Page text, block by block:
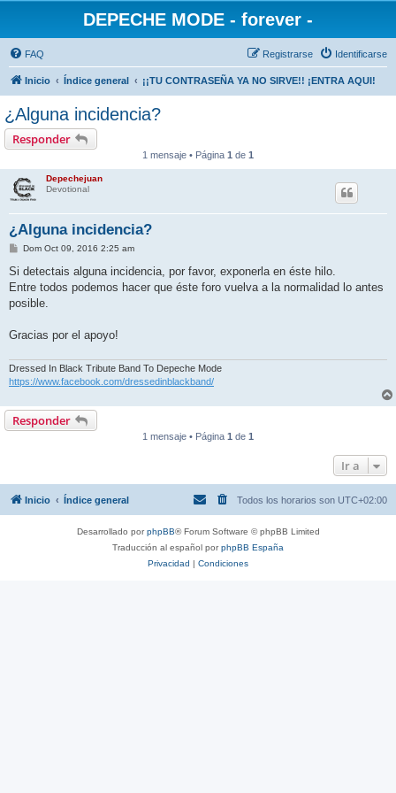
DEPECHE MODE - forever -
FAQ Identificarse
Registrarse
Inicio Índice general ¡¡TU CONTRASEÑA YA NO SIRVE!! ¡ENTRA AQUI!
¿Alguna incidencia?
Responder
1 mensaje • Página 1 de 1
Depechejuan
Devotional
¿Alguna incidencia?
M
n
a
j
Dom Oct 09, 2016 2:25 am
Si detectais alguna incidencia, por favor, exponerla en éste hilo.
Entre todos podemos hacer que éste foro vuelva a la normalidad lo antes
posible.
Gracias por el apoyo!
Dressed In Black Tribute Band To Depeche Mode
https://www.facebook.com/dressedinblackband/
Responder
1 mensaje • Página 1 de 1
Ir a
Inicio Índice general Todos los horarios son UTC+02:00
Desarrollado porphpBB® Forum Software © phpBB Limited
Traducción al español porphpBB España
Privacidad | Condiciones